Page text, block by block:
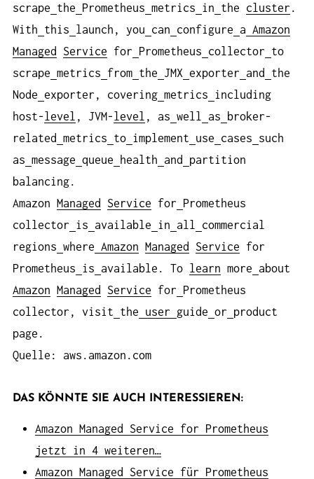
scrape
the Prometheus metrics in the cluster .
With
this launch, you can configure a Amazon
Managed
Service for Prometheus collector
to
scrape metrics from the JMX exporter and
the
Node exporter, covering metrics
including
host-level , JVM-level , as well as
broker-
related
metrics to implement use cases
such
as message queue health and
partition
balancing.
Amazon Managed Service for
Prometheus
collector
is available in all
commercial
regions where Amazon Managed Service for
Prometheus
is available. To learn more
about
Amazon Managed Service for
Prometheus
collector, visit
the user guide or
product
page.
Quelle: aws.amazon.com
DAS KÖNNTE SIE AUCH INTERESSIEREN:
Amazon Managed Service for Prometheus
jetzt in 4 weiteren…
Amazon Managed Service für Prometheus